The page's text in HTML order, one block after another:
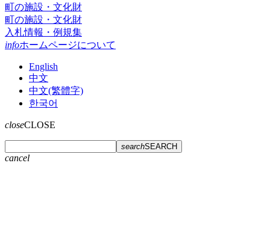
町の施設・文化財
町の施設・文化財
入札情報・例規集
infoホームページについて
English
中文
中文(繁體字)
한국어
closeCLOSE
searchSEARCH
cancel